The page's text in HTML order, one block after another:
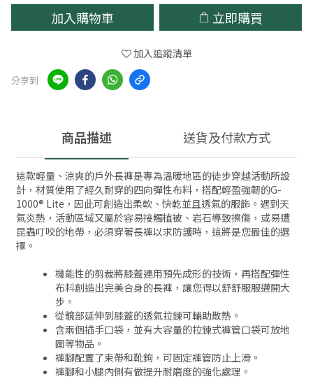
加入購物車 立即購買
加入追蹤清單
分享到
商品描述 送貨及付款方式
這款輕量、涼爽的戶外長褲是專為溫暖地區的徒步穿越活動所設
計，材質使用了經久耐穿的四向彈性布料，搭配輕盈強韌的G-
1000® Lite，因此可創造出柔軟、快乾並且透氣的服飾。遇到天
氣炎熱，活動區域又屬於容易接觸植被、岩石導致擦傷，或易遭
昆蟲叮咬的地帶，必須穿著長褲以求防護時，這將是您最佳的選
擇。
機能性的剪裁將膝蓋運用預先成形的技術，再搭配彈性
布料創造出完美合身的長褲，讓您得以舒舒服服邁開大
步。
從髖部延伸到膝蓋的透氣拉鍊可輔助散熱。
含兩個插手口袋，並有大容量的拉鍊式褲管口袋可放地
圖等物品。
褲腳配置了束帶和靴鉤，可固定褲管防止上滑。
褲腳和小腿內側有做提升耐磨度的強化處理。